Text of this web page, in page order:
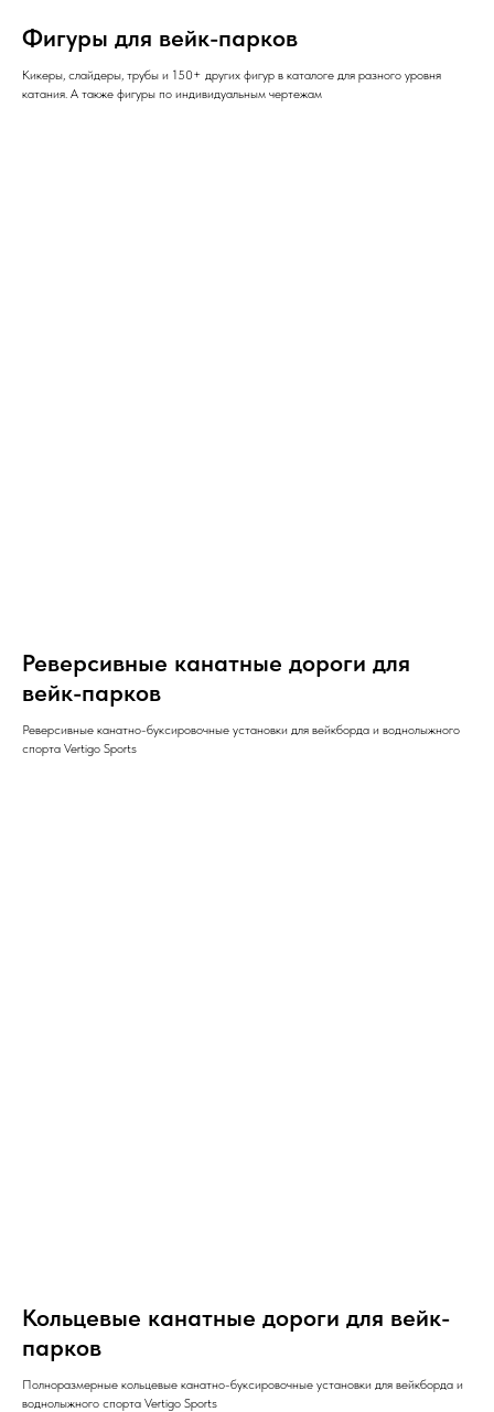
Фигуры для вейк-парков
Кикеры, слайдеры, трубы и 150+ других фигур в каталоге для разного уровня
катания. А также фигуры по индивидуальным чертежам
Реверсивные канатные дороги для
вейк-парков
Реверсивные канатно-буксировочные установки для вейкборда и воднолыжного
спорта Vertigo Sports
Кольцевые канатные дороги для вейк-
парков
Полноразмерные кольцевые канатно-буксировочные установки для вейкборда и
воднолыжного спорта Vertigo Sports